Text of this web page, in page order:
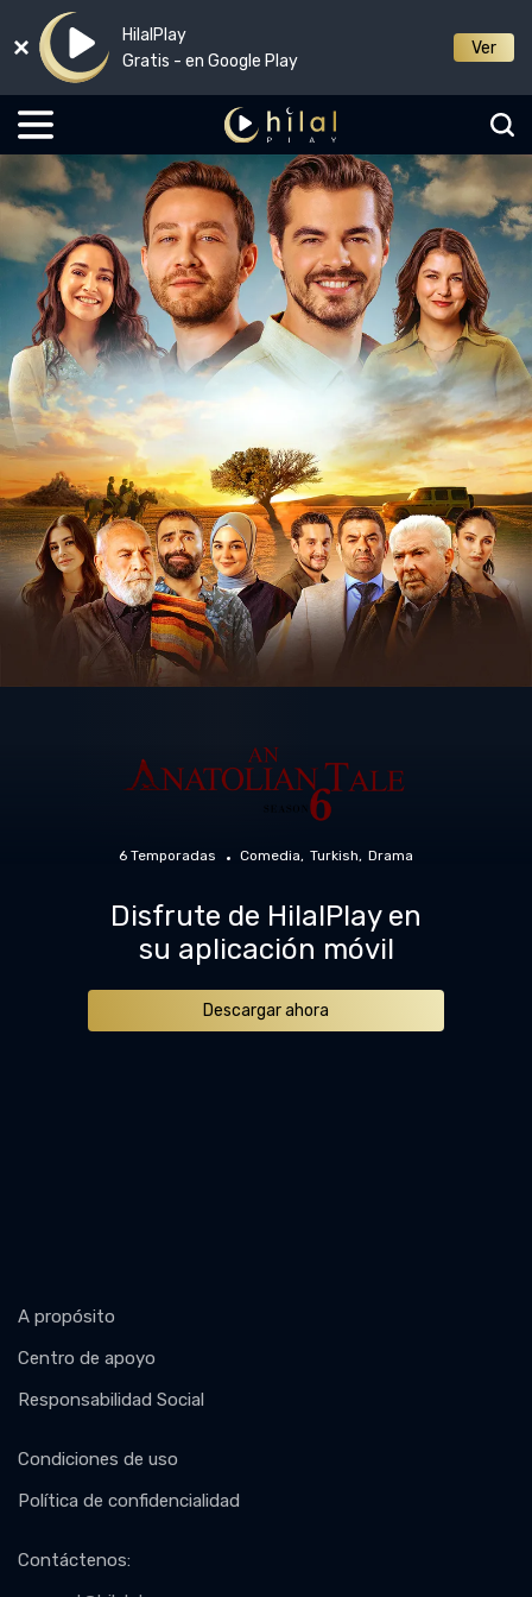
HilalPlay
Gratis - en Google Play
Ver
6 Temporadas Comedia Turkish Drama
Disfrute de HilalPlay en
su aplicación móvil
Descargar ahora
A propósito
Centro de apoyo
Responsabilidad Social
Condiciones de uso
Política de confidencialidad
Contáctenos: